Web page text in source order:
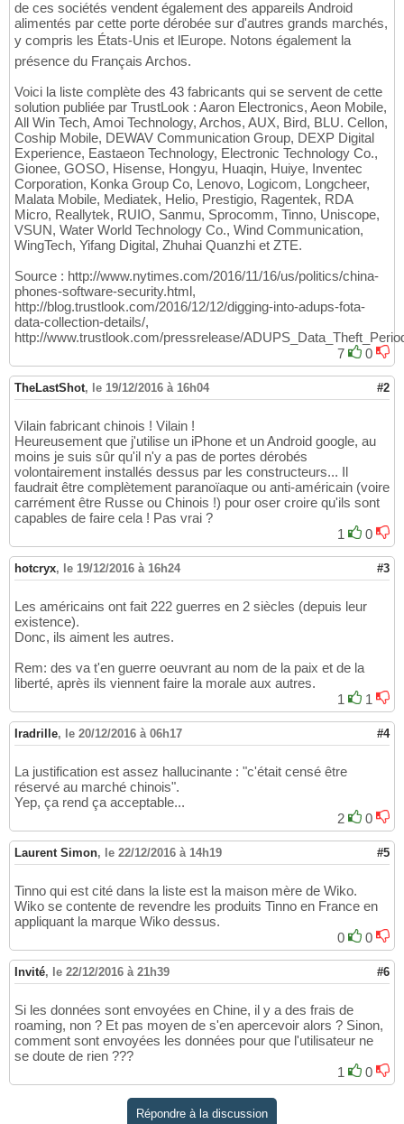
de ces sociétés vendent également des appareils Android
alimentés par cette porte dérobée sur d'autres grands marchés,
y compris les États-Unis et lEurope. Notons également la
présence du Français Archos.
Voici la liste complète des 43 fabricants qui se servent de cette
solution publiée par TrustLook : Aaron Electronics, Aeon Mobile,
All Win Tech, Amoi Technology, Archos, AUX, Bird, BLU. Cellon,
Coship Mobile, DEWAV Communication Group, DEXP Digital
Experience, Eastaeon Technology, Electronic Technology Co.,
Gionee, GOSO, Hisense, Hongyu, Huaqin, Huiye, Inventec
Corporation, Konka Group Co, Lenovo, Logicom, Longcheer,
Malata Mobile, Mediatek, Helio, Prestigio, Ragentek, RDA
Micro, Reallytek, RUIO, Sanmu, Sprocomm, Tinno, Uniscope,
VSUN, Water World Technology Co., Wind Communication,
WingTech, Yifang Digital, Zhuhai Quanzhi et ZTE.
Source : http://www.nytimes.com/2016/11/16/us/politics/china-
phones-software-security.html,
http://blog.trustlook.com/2016/12/12/digging-into-adups-fota-
data-collection-details/,
http://www.trustlook.com/pressrelease/
7
0
TheLastShot, le 19/12/2016 à 16h04 #2
Vilain fabricant chinois ! Vilain !
Heureusement que j'utilise un iPhone et un Android google, au
moins je suis sûr qu'il n'y a pas de portes dérobés
volontairement installés dessus par les constructeurs... Il
faudrait être complètement paranoïaque ou anti-américain (voire
carrément être Russe ou Chinois !) pour oser croire qu'ils sont
capables de faire cela ! Pas vrai ?
1
0
hotcryx, le 19/12/2016 à 16h24 #3
Les américains ont fait 222 guerres en 2 siècles (depuis leur
existence).
Donc, ils aiment les autres.
Rem: des va t'en guerre oeuvrant au nom de la paix et de la
liberté, après ils viennent faire la morale aux autres.
1
1
Iradrille, le 20/12/2016 à 06h17 #4
La justification est assez hallucinante : "c'était censé être
réservé au marché chinois".
Yep, ça rend ça acceptable...
2
0
Laurent Simon, le 22/12/2016 à 14h19 #5
Tinno qui est cité dans la liste est la maison mère de Wiko.
Wiko se contente de revendre les produits Tinno en France en
appliquant la marque Wiko dessus.
0
0
Invité, le 22/12/2016 à 21h39 #6
Si les données sont envoyées en Chine, il y a des frais de
roaming, non ? Et pas moyen de s'en apercevoir alors ? Sinon,
comment sont envoyées les données pour que l'utilisateur ne
se doute de rien ???
1
0
Répondre à la discussion